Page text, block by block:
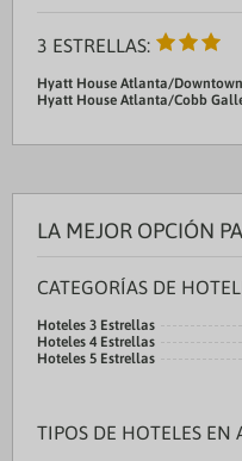
3 ESTRELLAS:
Hyatt House Atlanta/Downtown
Hyatt House Atlanta/Cobb
LA MEJOR OPCIÓN
CATEGORÍAS DE
Hoteles 3 Estrellas
Hoteles 4 Estrellas
Hoteles 5 Estrellas
TIPOS DE HOTELES EN